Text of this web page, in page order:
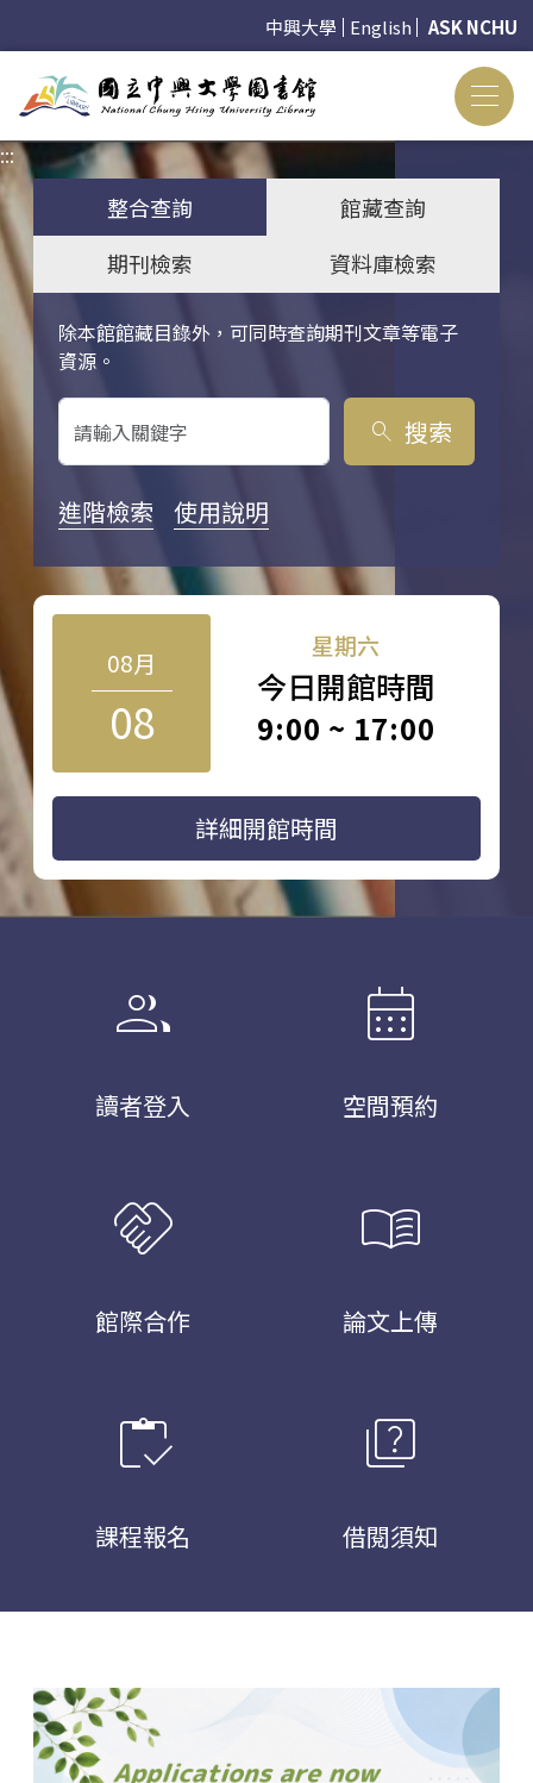
中興大學 English ASK NCHU
:::
整合查詢
館藏查詢
期刊檢索
資料庫檢索
除本館館藏目錄外，可同時查詢期刊文章等電子
資源。
關鍵字搜尋
search 搜索
進階檢索 使用說明
08月
08
星期六
今日開館時間
9:00 ~ 17:00
詳細開館時間
group
讀者登入
calendar_month
空間預約
handshake
館際合作
menu_book
論文上傳
inventory
課程報名
quiz
借閱須知